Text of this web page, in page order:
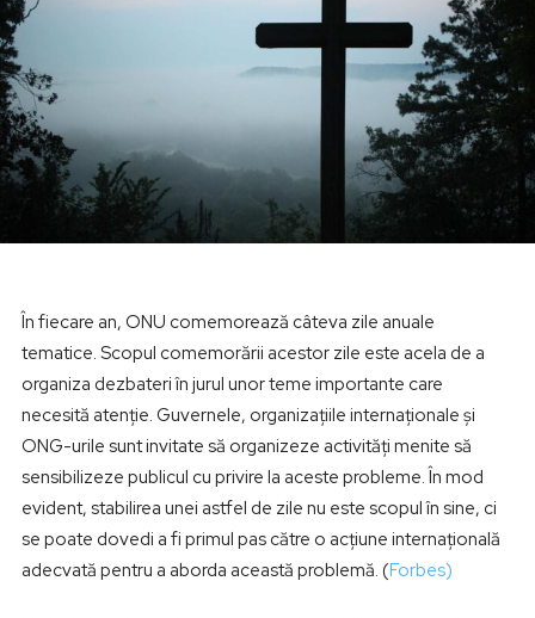
În fiecare an, ONU comemorează câteva zile anuale
tematice. Scopul comemorării acestor zile este acela de a
organiza dezbateri în jurul unor teme importante care
necesită atenție. Guvernele, organizațiile internaționale și
ONG-urile sunt invitate să organizeze activități menite să
sensibilizeze publicul cu privire la aceste probleme. În mod
evident, stabilirea unei astfel de zile nu este scopul în sine, ci
se poate dovedi a fi primul pas către o acțiune internațională
adecvată pentru a aborda această problemă. (Forbes)